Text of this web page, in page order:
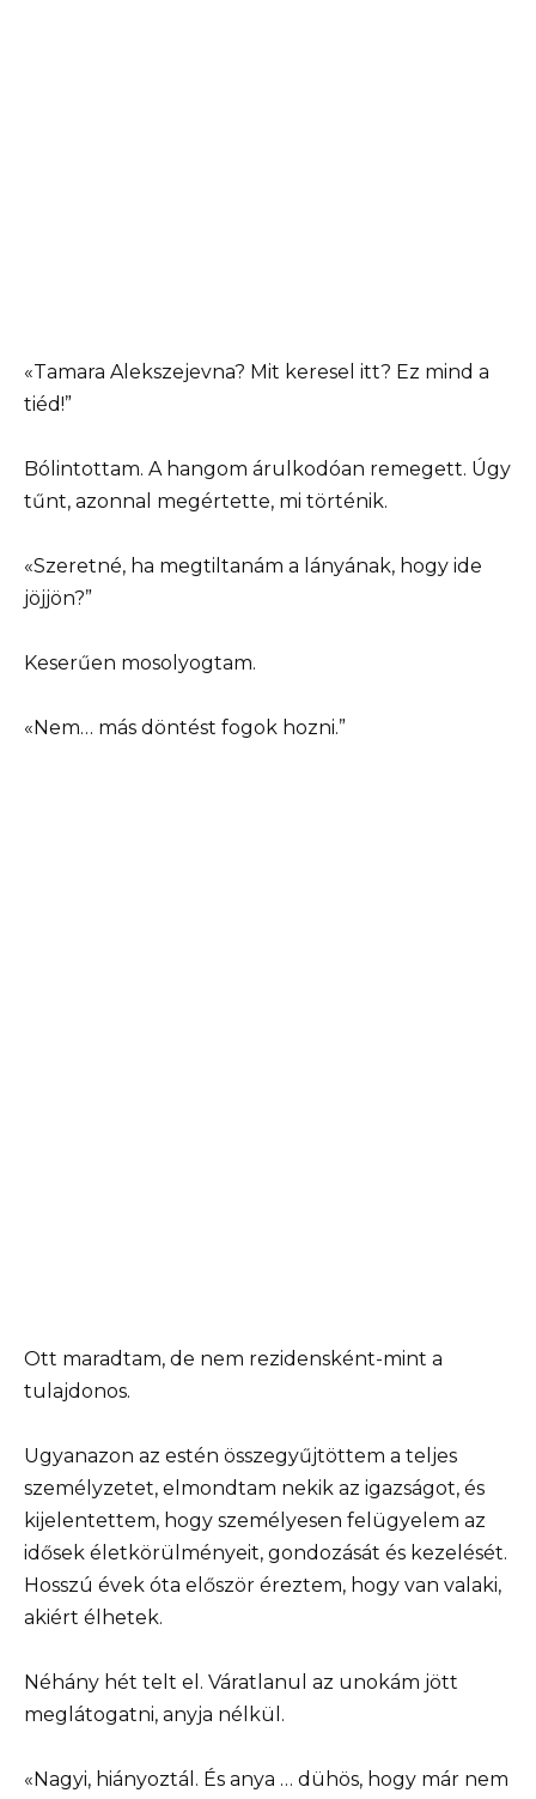
«Tamara Alekszejevna? Mit keresel itt? Ez mind a
tiéd!”
Bólintottam. A hangom árulkodóan remegett. Úgy
tűnt, azonnal megértette, mi történik.
«Szeretné, ha megtiltanám a lányának, hogy ide
jöjjön?”
Keserűen mosolyogtam.
«Nem… más döntést fogok hozni.”
Ott maradtam, de nem rezidensként-mint a
tulajdonos.
Ugyanazon az estén összegyűjtöttem a teljes
személyzetet, elmondtam nekik az igazságot, és
kijelentettem, hogy személyesen felügyelem az
idősek életkörülményeit, gondozását és kezelését.
Hosszú évek óta először éreztem, hogy van valaki,
akiért élhetek.
Néhány hét telt el. Váratlanul az unokám jött
meglátogatni, anyja nélkül.
«Nagyi, hiányoztál. És anya … dühös, hogy már nem